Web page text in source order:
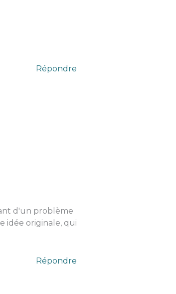
Répondre
d'un problème
idée originale, qui
Répondre